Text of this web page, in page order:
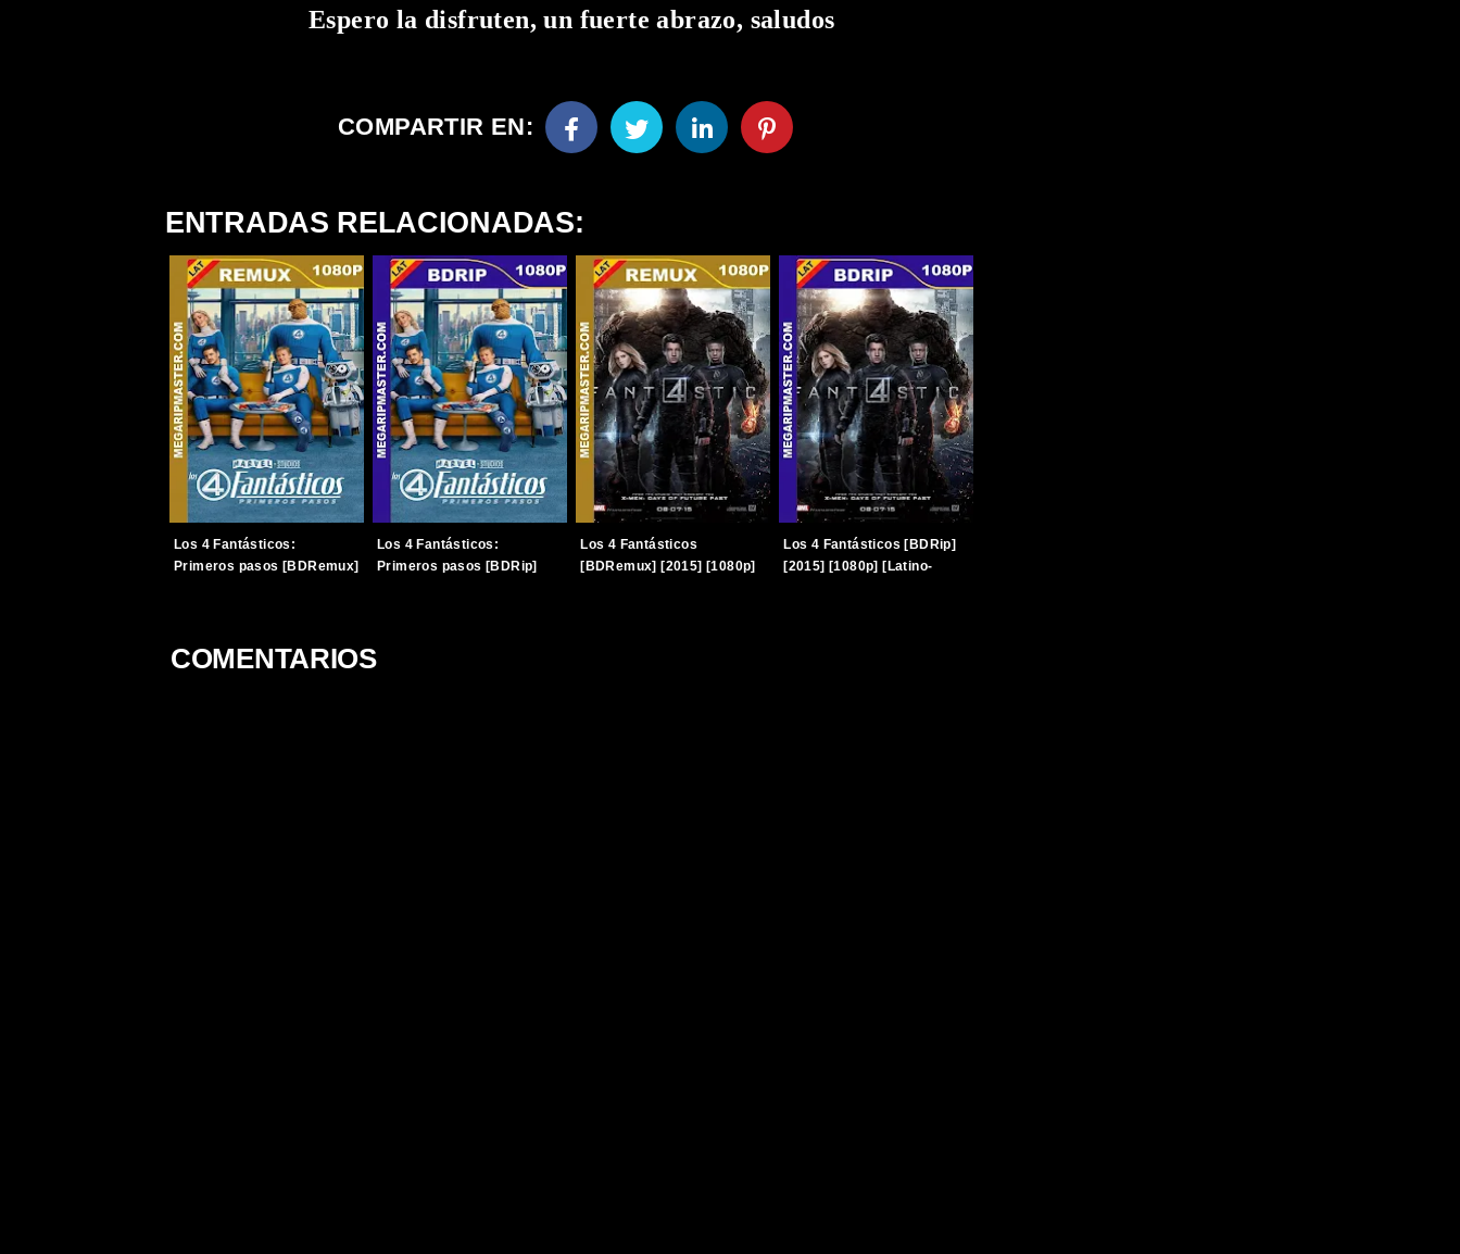
Espero la disfruten, un fuerte abrazo, saludos
COMPARTIR EN:
ENTRADAS RELACIONADAS:
Los 4 Fantásticos:
Primeros pasos [BDRemux]
Los 4 Fantásticos:
Primeros pasos [BDRip]
Los 4 Fantásticos
[BDRemux] [2015] [1080p]
Los 4 Fantásticos [BDRip]
[2015] [1080p] [Latino-
COMENTARIOS